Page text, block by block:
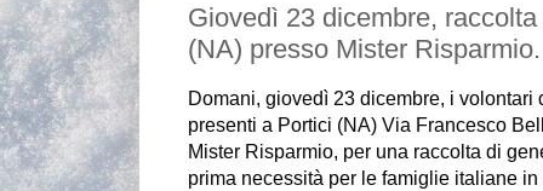
Giovedì 23 dicembre,
(NA) presso Mister Risparmio.
Domani, giovedì 23 dicembre, i volontari
presenti a Portici (NA) Via Francesco
Mister Risparmio, per una raccolta di
prima necessità per le famiglie italiane in